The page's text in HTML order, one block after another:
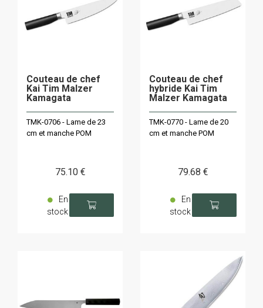
Couteau de chef
Kai Tim Malzer
Kamagata
TMK-0706 - Lame de 23
cm et manche POM
75.10 €
En
stock
Couteau de chef
hybride Kai Tim
Malzer Kamagata
TMK-0770 - Lame de 20
cm et manche POM
79.68 €
En
stock